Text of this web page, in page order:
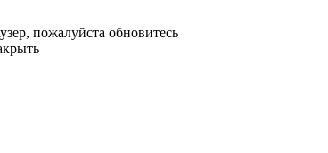
пожалуйста обновитесь